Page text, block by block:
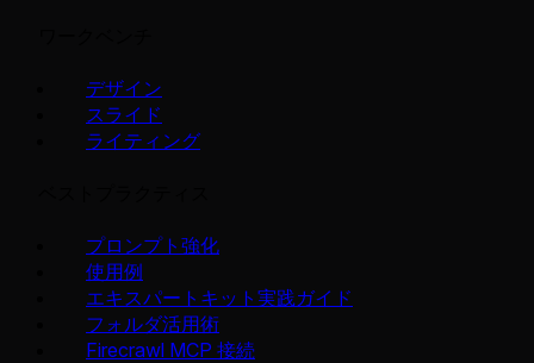
デザイン
スライド
ライティング
プロンプト強化
使用例
エキスパートキット実践ガイド
フォルダ活用術
Firecrawl MCP 接続